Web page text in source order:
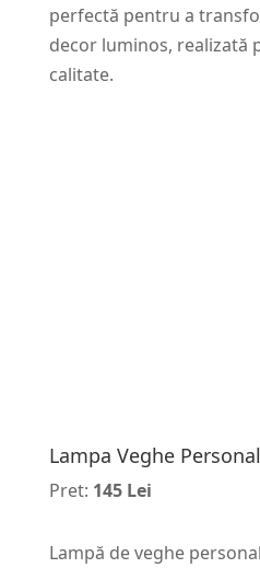
perfectă pentru a
decor luminos, realizată
calitate.
Lampa Veghe
Pret: 145 Lei
Lampă de veghe